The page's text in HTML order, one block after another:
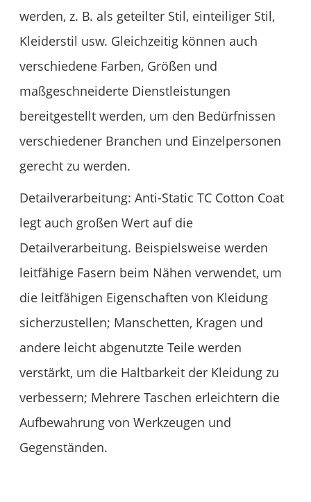
werden, z. B. als geteilter Stil, einteiliger Stil,
Kleiderstil usw. Gleichzeitig können auch
verschiedene Farben, Größen und
maßgeschneiderte Dienstleistungen
bereitgestellt werden, um den Bedürfnissen
verschiedener Branchen und Einzelpersonen
gerecht zu werden.
Detailverarbeitung: Anti-Static TC Cotton Coat
legt auch großen Wert auf die
Detailverarbeitung. Beispielsweise werden
leitfähige Fasern beim Nähen verwendet, um
die leitfähigen Eigenschaften von Kleidung
sicherzustellen; Manschetten, Kragen und
andere leicht abgenutzte Teile werden
verstärkt, um die Haltbarkeit der Kleidung zu
verbessern; Mehrere Taschen erleichtern die
Aufbewahrung von Werkzeugen und
Gegenständen.